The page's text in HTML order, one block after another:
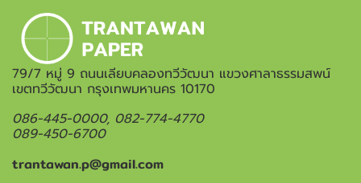
79/7 หมู่ 9 ถนนเลียบคลองทวีวัฒนา แขวงศาลาธรรมสพน์
เขตทวีวัฒนา กรุงเทพมหานคร 10170
086-445-0000, 082-774-4770
089-450-6700
trantawan.p@gmail.com